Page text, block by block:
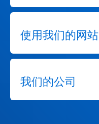
使用我们的网站
我们的公司